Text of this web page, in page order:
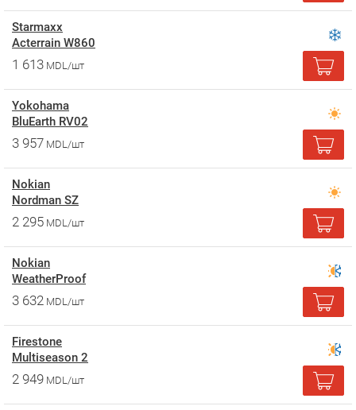
Starmaxx
Acterrain W860
1 613 MDL/шт
Yokohama
BluEarth RV02
3 957 MDL/шт
Nokian
Nordman SZ
2 295 MDL/шт
Nokian
WeatherProof
3 632 MDL/шт
Firestone
Multiseason 2
2 949 MDL/шт